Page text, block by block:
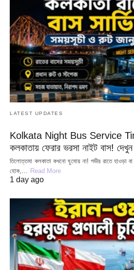
LATEST UPDATES
Kolkata Night Bus Service
কলকাতায় ফেরার ভরসা নাইট বাস!
তিলোত্তমা কলকাতা কখনো ঘুমোয় না! গভীর রাতে হাওড়া বা
হোক,… Read More
1 day ago